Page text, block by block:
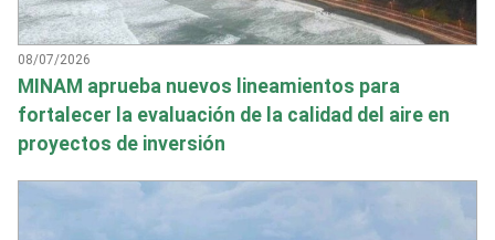
08/07/2026
MINAM aprueba nuevos lineamientos para
fortalecer la evaluación de la calidad del aire en
proyectos de inversión